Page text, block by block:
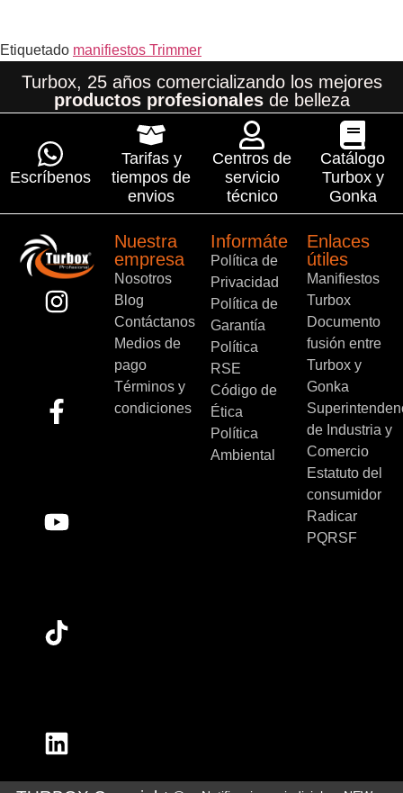
Etiquetado manifiestos Trimmer
Turbox, 25 años comercializando los mejores
productos profesionalesde belleza
Escríbenos
Tarifas y
tiempos de
envios
Centros de
servicio
técnico
Catálogo
Turbox y
Gonka
Nuestra
empresa
Nosotros
Blog
Contáctanos
Medios de
pago
Términos y
condiciones
Informáte
Política de
Privacidad
Política de
Garantía
Política
RSE
Código de
Ética
Política
Ambiental
Enlaces
útiles
Manifiestos
Turbox
Documento
fusión entre
Turbox y
Gonka
de Industria y
Comercio
Estatuto del
consumidor
Radicar
PQRSF